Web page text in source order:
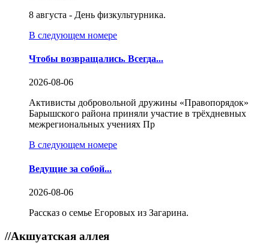
8 августа - День физкультурника.
В следующем номере
Чтобы возвращались. Всегда...
2026-08-06
Активисты добровольной дружины «Правопорядок»
Барышского района приняли участие в трёхдневных
межрегиональных учениях Пр
В следующем номере
Ведущие за собой...
2026-08-06
Рассказ о семье Егоровых из Загарина.
//Акшуатская аллея